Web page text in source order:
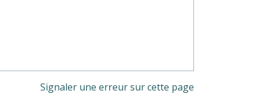
Signaler une erreur sur cette page